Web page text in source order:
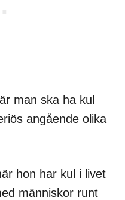
man ska ha kul
angående olika
hon har kul i livet
människor runt